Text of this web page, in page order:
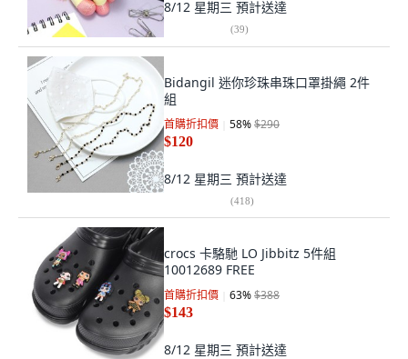
8/12 星期三 預計送達
(39)
Bidangil 迷你珍珠串珠口罩掛繩 2件
組
首購折扣價 58%$290
$120
8/12 星期三 預計送達
(418)
crocs 卡駱馳 LO Jibbitz 5件組
10012689 FREE
首購折扣價 63%$388
$143
8/12 星期三 預計送達